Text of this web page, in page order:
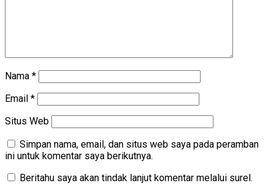
Nama *
Email *
Situs Web
Simpan nama, email, dan situs web saya pada peramban
ini untuk komentar saya berikutnya.
Beritahu saya akan tindak lanjut komentar melalui surel.